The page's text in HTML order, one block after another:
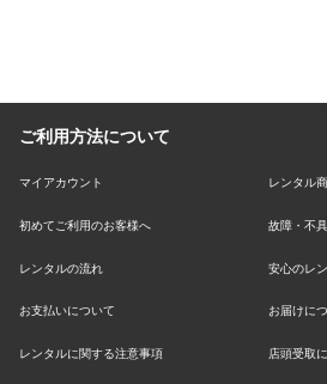
ご利用方法について
マイアカウント レンタル
初めてご利用のお客様へ 故障・不
レンタルの流れ 安心のレ
お支払いについて お届けに
レンタルに関する注意事項 店頭受取